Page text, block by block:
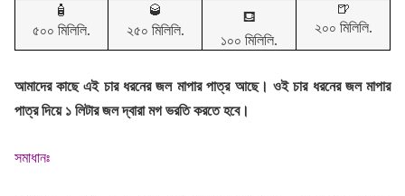
🧴
৫০০ মিলিলি.
🥃
২৫০ মিলিলি.
⛾
১০০ মিলিলি.
🍺
২০০ মিলিলি.
আমাদের কাছে এই চার ধরনের জল মাপার পাত্র আছে। ওই চার ধরনের জল মাপার
পাত্র দিয়ে ১ লিটার জল দ্বারা মগ ভরতি করতে হবে।
সমাধানঃ